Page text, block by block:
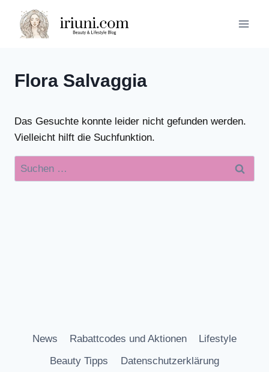
Inhalt
springen
Flora Salvaggia
Das Gesuchte konnte leider nicht gefunden werden.
Vielleicht hilft die Suchfunktion.
Suchen
nach:
News Rabattcodes und Aktionen
Lifestyle
Beauty Tipps
Datenschutzerklärung